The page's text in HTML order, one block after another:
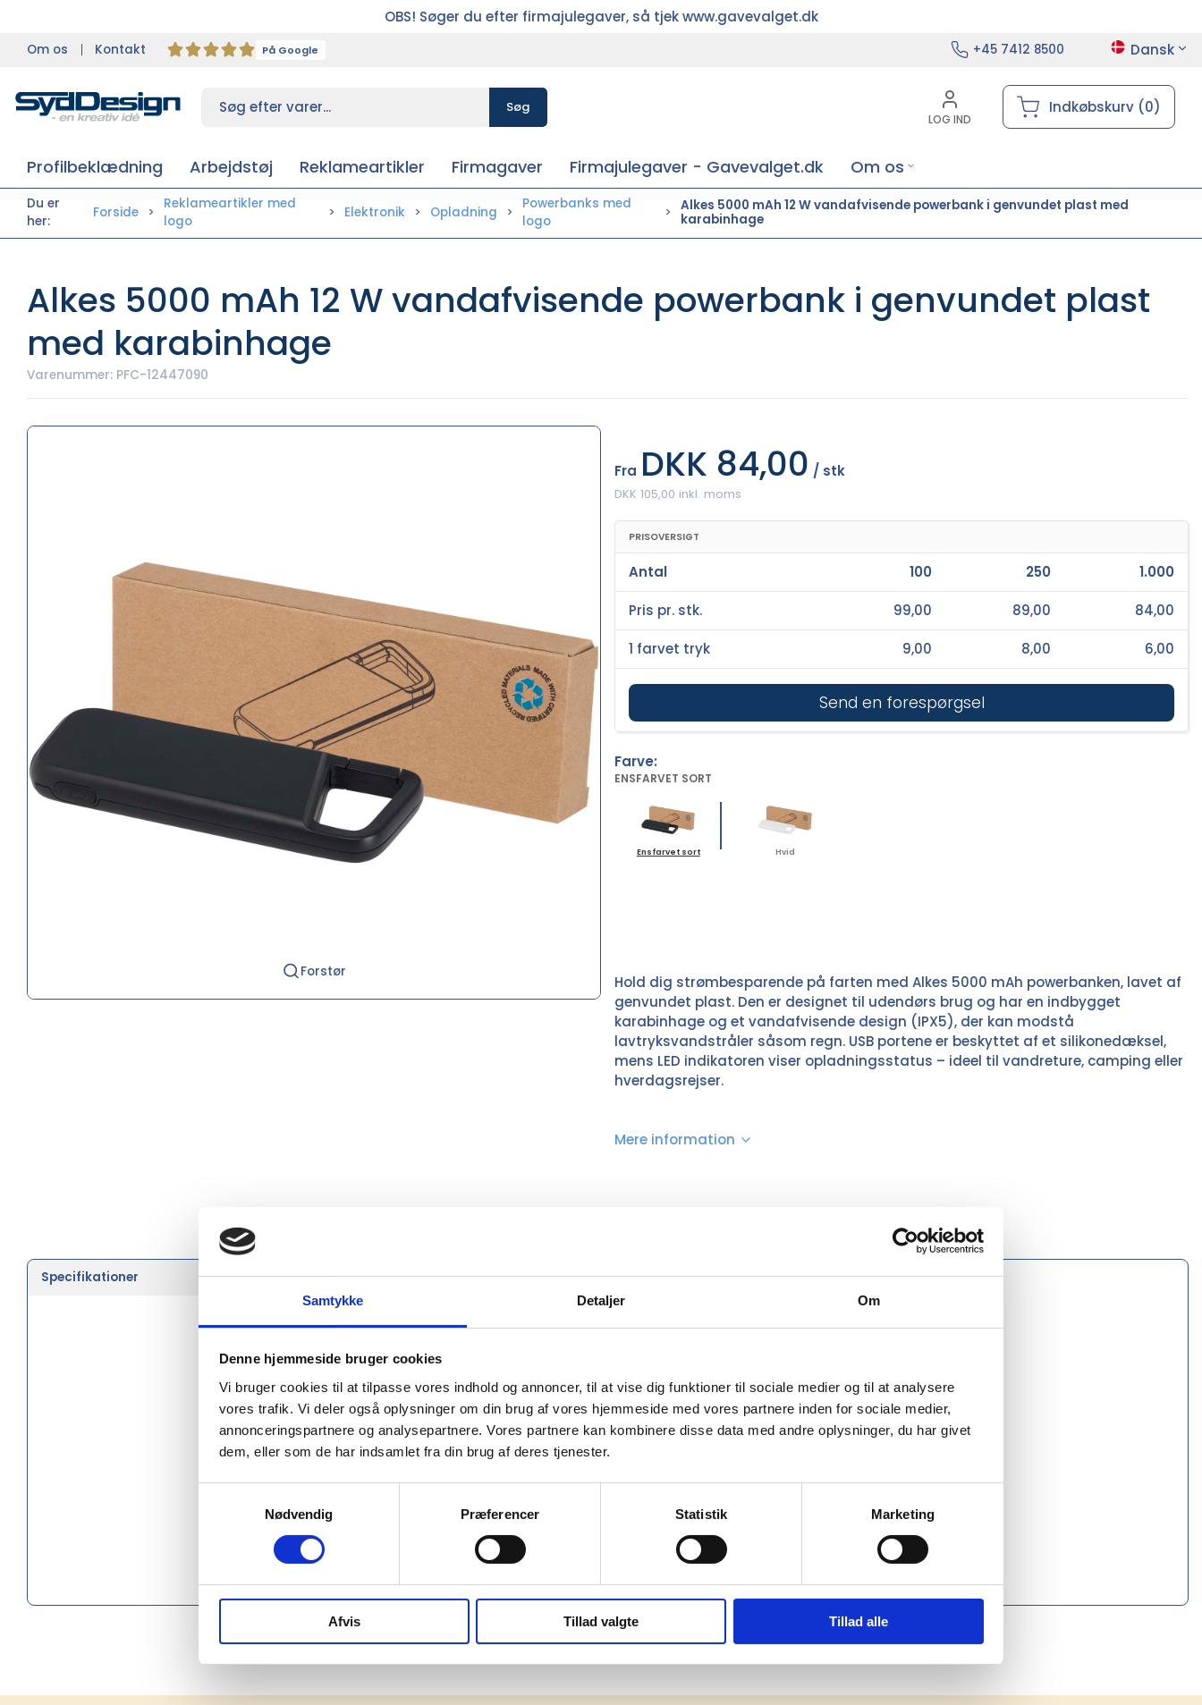
Samtykke Detaljer Om
Denne hjemmeside bruger cookies
Vi bruger cookies til at tilpasse vores indhold og annoncer, til at vise dig funktioner til sociale medier og til at analysere
vores trafik. Vi deler også oplysninger om din brug af vores hjemmeside med vores partnere inden for sociale medier,
annonceringspartnere og analysepartnere. Vores partnere kan kombinere disse data med andre oplysninger, du har givet
dem, eller som de har indsamlet fra din brug af deres tjenester.
Nødvendig
Præferencer Statistik Marketing
Afvis Tillad valgte Tillad alle
OBS! Søger du efter firmajulegaver, så tjek www.gavevalget.dk
Om os Kontakt På Google +45 7412 8500 Dansk
Søg
LOG IND
Indkøbskurv (0)
Profilbeklædning Arbejdstøj Reklameartikler Firmagaver Firmajulegaver - Gavevalget.dk Om os
Du er
her:
Forside
Reklameartikler med
logo
Elektronik Opladning
Powerbanks med
logo
Alkes 5000 mAh 12 W vandafvisende powerbank i genvundet plast med
karabinhage
Alkes 5000 mAh 12 W vandafvisende powerbank i genvundet plast
med karabinhage
Varenummer: PFC-12447090
Forstør
Fra DKK 84,00 / stk
DKK 105,00 inkl. moms
PRISOVERSIGT
Send en forespørgsel
Antal 100 250 1.000
Pris pr. stk. 99,00 89,00 84,00
1 farvet tryk 9,00 8,00 6,00
Farve:
ENSFARVET SORT
Ensfarvet sort Hvid
Hold dig strømbesparende på farten med Alkes 5000 mAh powerbanken, lavet af
genvundet plast. Den er designet til udendørs brug og har en indbygget
karabinhage og et vandafvisende design (IPX5), der kan modstå
lavtryksvandstråler såsom regn. USB portene er beskyttet af et silikonedæksel,
mens LED indikatoren viser opladningsstatus – ideel til vandreture, camping eller
hverdagsrejser.
Mere information
Specifikationer Farve Ensfarvet sort, Hvid
Længde (cm)
Højde (cm) 1,80
Materiale Recycled ABS plast
BSCI
Oprindelsesland Kina